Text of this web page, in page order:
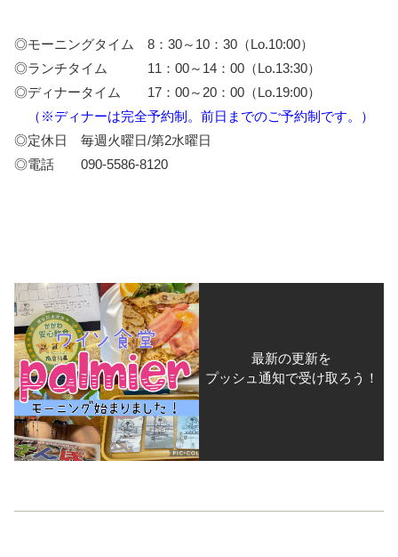
◎モーニングタイム 8：30～10：30（Lo.10:00）
◎ランチタイム 11：00～14：00（Lo.13:30）
◎ディナータイム 17：00～20：00（Lo.19:00）
（※ディナーは完全予約制。前日までのご予約制です。）
◎定休日 毎週火曜日/第2水曜日
◎電話 090-5586-8120
最新の更新を
プッシュ通知で受け取ろう！